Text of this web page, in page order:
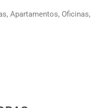
Apartamentos, Oficinas,